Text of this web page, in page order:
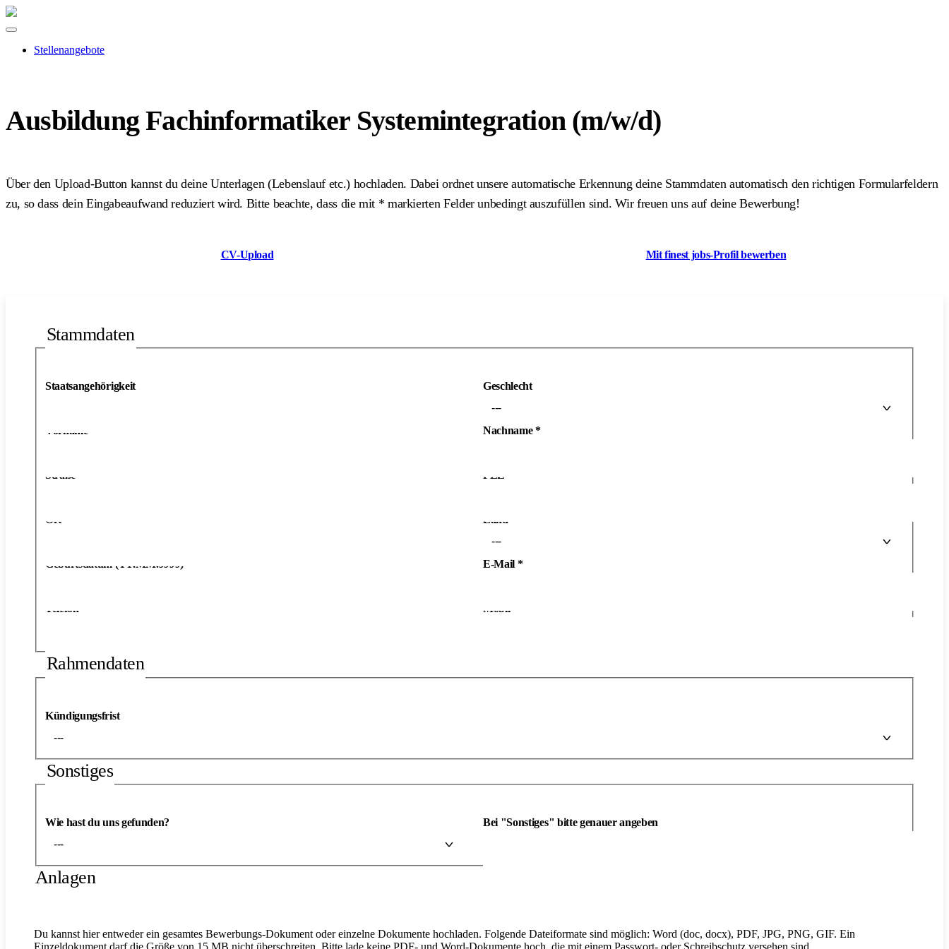
Stellenangebote
Ausbildung Fachinformatiker Systemintegration (m/w/d)
Über den Upload-Button kannst du deine Unterlagen (Lebenslauf etc.) hochladen. Dabei ordnet unsere automatische Erkennung deine Stammdaten automatisch den richtigen Formularfeldern
zu, so dass dein Eingabeaufwand reduziert wird. Bitte beachte, dass die mit * markierten Felder unbedingt auszufüllen sind. Wir freuen uns auf deine Bewerbung!
CV-Upload Mit finest jobs-Profil bewerben
Stammdaten
Staatsangehörigkeit
Geschlecht
---
Vorname
Nachname*
Straße PLZ
Ort Land
---
Geburtsdatum (TT.MM.JJJJ)
E-Mail *
Telefon Mobil
Rahmendaten
Kündigungsfrist
---
Sonstiges
Wie hast du uns gefunden?
---
Bei "Sonstiges" bitte genauer angeben
Anlagen
Du kannst hier entweder ein gesamtes Bewerbungs-Dokument oder einzelne Dokumente hochladen. Folgende Dateiformate sind möglich: Word (doc, docx), PDF, JPG, PNG, GIF. Ein